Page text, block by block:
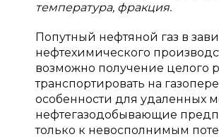
температура, фракция.
Попутный нефтяной газ в
нефтехимического
возможно получение целого
транспортировать на
особенности для удаленных
нефтегазодобывающие
только к невосполнимым